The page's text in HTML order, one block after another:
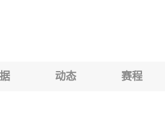
】 阿卡达格VSFC果阿
动态 赛程